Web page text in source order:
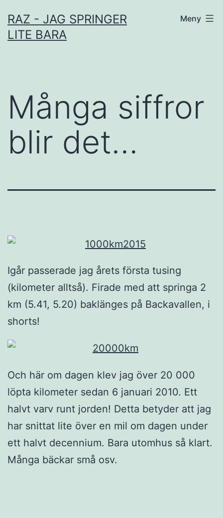
till
innehåll
RAZ - JAG SPRINGER
LITE BARA
Meny
Många siffror
blir det…
Igår passerade jag årets första tusing
(kilometer alltså). Firade med att springa 2
km (5.41, 5.20) baklänges på Backavallen, i
shorts!
Och här om dagen klev jag över 20 000
löpta kilometer sedan 6 januari 2010. Ett
halvt varv runt jorden! Detta betyder att jag
har snittat lite över en mil om dagen under
ett halvt decennium. Bara utomhus så klart.
Många bäckar små osv.